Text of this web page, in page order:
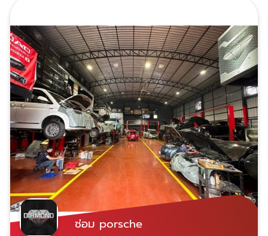
การซ่อม 1ปี ไม่จำกัดระยะทาง
ซ่อม porsche